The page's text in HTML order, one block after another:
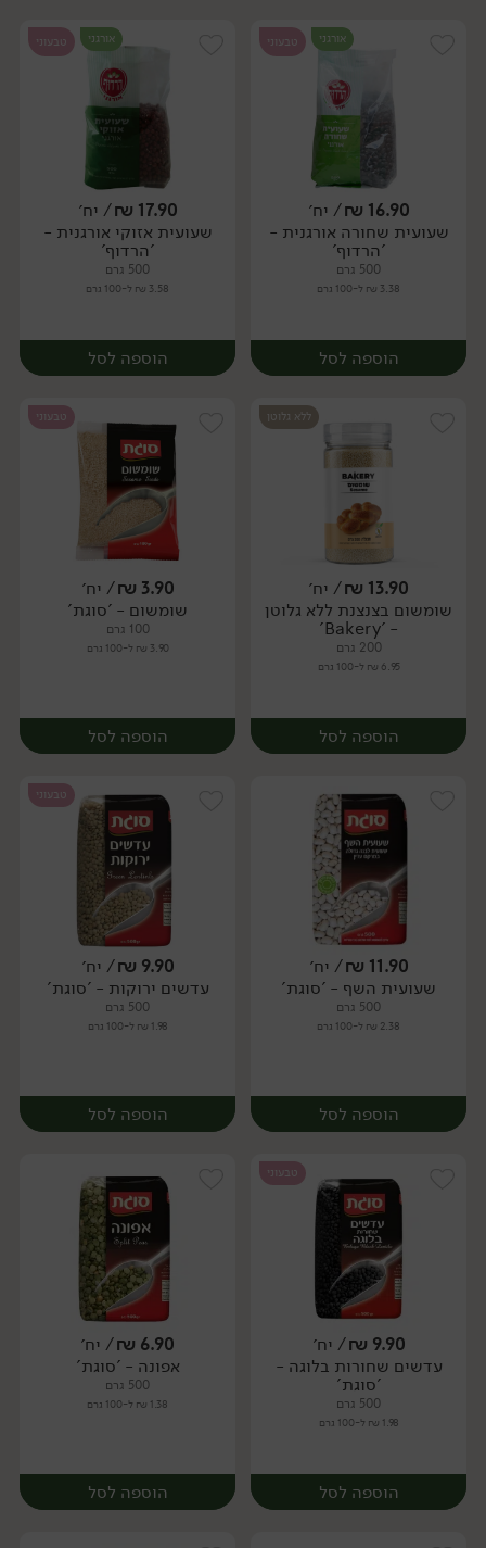
יח׳ יח׳
אורגני טבעוני
16.90
₪/ יח׳
שעועית שחורה אורגנית -
'הרדוף'
500 גרם
3.38 ₪ ל-100 גרם
הוספה לסל
יח׳
אורגני טבעוני
17.90
₪/ יח׳
שעועית אזוקי אורגנית -
'הרדוף'
500 גרם
3.58 ₪ ל-100 גרם
הוספה לסל
יח׳
ללא גלוטן
13.90
₪/ יח׳
שומשום בצנצנת ללא גלוטן
- 'Bakery'
200 גרם
6.95 ₪ ל-100 גרם
הוספה לסל
יח׳
טבעוני
3.90
₪/ יח׳
שומשום - 'סוגת'
100 גרם
3.90 ₪ ל-100 גרם
הוספה לסל
יח׳
11.90
₪/ יח׳
שעועית השף - 'סוגת'
500 גרם
2.38 ₪ ל-100 גרם
הוספה לסל
יח׳
טבעוני
9.90
₪/ יח׳
עדשים ירוקות - 'סוגת'
500 גרם
1.98 ₪ ל-100 גרם
הוספה לסל
יח׳
טבעוני
9.90
₪/ יח׳
עדשים שחורות בלוגה -
'סוגת'
500 גרם
1.98 ₪ ל-100 גרם
הוספה לסל
6.90
₪/ יח׳
אפונה - 'סוגת'
500 גרם
1.38 ₪ ל-100 גרם
הוספה לסל